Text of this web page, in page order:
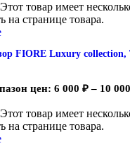
Этот товар имеет
странице товара.
FIORE Luxury collection,
цен: 6 000 ₽ – 10
Этот товар имеет
странице товара.